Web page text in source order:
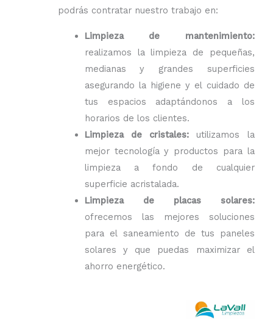
podrás contratar nuestro trabajo en:
Limpieza de mantenimiento:
realizamos la limpieza de pequeñas,
medianas y grandes superficies
asegurando la higiene y el cuidado de
tus espacios adaptándonos a los
horarios de los clientes.
Limpieza de cristales: utilizamos la
mejor tecnología y productos para la
limpieza a fondo de cualquier
superficie acristalada.
Limpieza de placas solares:
ofrecemos las mejores soluciones
para el saneamiento de tus paneles
solares y que puedas maximizar el
ahorro energético.